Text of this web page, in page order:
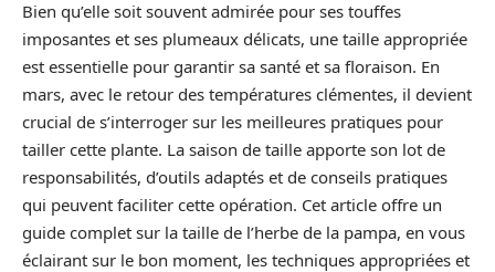
Bien qu’elle soit souvent admirée pour ses touffes
imposantes et ses plumeaux délicats, une taille appropriée
est essentielle pour garantir sa santé et sa floraison. En
mars, avec le retour des températures clémentes, il devient
crucial de s’interroger sur les meilleures pratiques pour
tailler cette plante. La saison de taille apporte son lot de
responsabilités, d’outils adaptés et de conseils pratiques
qui peuvent faciliter cette opération. Cet article offre un
guide complet sur la taille de l’herbe de la pampa, en vous
éclairant sur le bon moment, les techniques appropriées et